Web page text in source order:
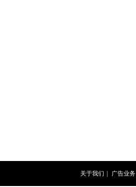
关于我们 广告业务